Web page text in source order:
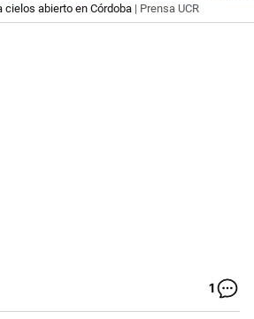
cielos abierto en Córdoba | Prensa UCR
1